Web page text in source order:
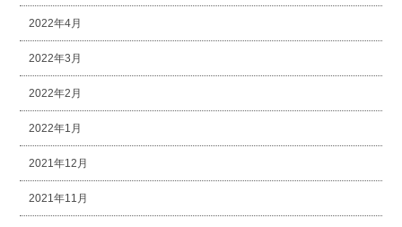
2022年4月
2022年3月
2022年2月
2022年1月
2021年12月
2021年11月